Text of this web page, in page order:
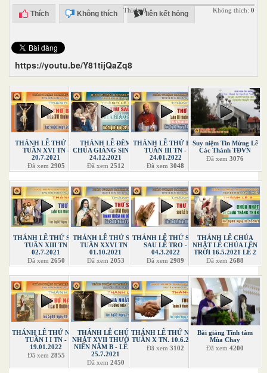
Thích Không thích liên kết hỏng
Thích:0 Không thích: 0
https://youtu.be/Y81tijQaZq8
THÁNH LỄ THỨ BA
TUẦN XVI TN -
20.7.2021
Đã xem 2905
THÁNH LỄ ĐÊM
CHÚA GIÁNG SINH -
24.12.2021
Đã xem 2512
THÁNH LỄ THỨ HAI
TUẦN III TN -
24.01.2022
Đã xem3048
Suy niệm Tin Mừng Lễ
Các Thánh TĐVN
Đã xem3076
THÁNH LỄ THỨ SÁU
TUẦN XIII TN
02.7.2021
Đã xem 2650
THÁNH LỄ THỨ SÁU
TUẦN XXVI TN -
01.10.2021
Đã xem 2053
THÁNH LỄ THỨ SÁU
SAU LỄ TRO -
04.3.2022
Đã xem2989
THÁNH LỄ CHÚA
NHẬT LỄ CHÚA LÊN
TRỜI 16.5.2021 LỄ 2
Đã xem2688
THÁNH LỄ THỨ NĂM
TUẦN I I TN -
19.01.2022
Đã xem 2855
THÁNH LỄ CHÚA
NHẬT XVII THƯỜNG
NIÊN NĂM B - LỄ 1 -
25.7.2021
Đã xem 2450
THÁNH LỄ THỨ NĂM
TUẦN X TN. 10.6.2021
Đã xem3102
Bài giảng Tĩnh tâm
Mùa Chay
Đã xem4200